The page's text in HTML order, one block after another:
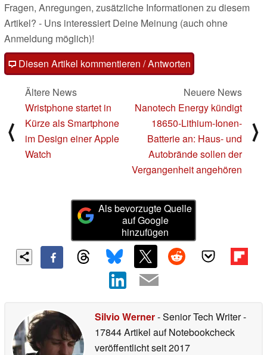
Fragen, Anregungen, zusätzliche Informationen zu diesem
Artikel? - Uns interessiert Deine Meinung (auch ohne
Anmeldung möglich)!
Diesen Artikel kommentieren / Antworten
⟨
Ältere News
Wristphone startet in
Kürze als Smartphone
im Design einer Apple
Watch
Neuere News
Nanotech Energy kündigt
18650-Lithium-Ionen-
Batterie an: Haus- und
Autobrände sollen der
Vergangenheit angehören
⟩
Als bevorzugte Quelle
auf Google
hinzufügen
Silvio Werner- Senior Tech Writer-
17844 Artikel auf Notebookcheck
veröffentlichtseit 2017